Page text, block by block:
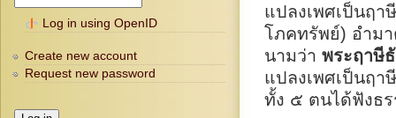
Log in using OpenID
Create new account
Request new password
แปลงเพศเป็นฤา
โภคทรัพย์) อำม
นามว่า พระฤาษี
แปลงเพศเป็นฤา
ทั้ง ๕ ตนได้ฟังธ